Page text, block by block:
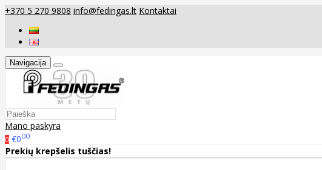
+370 5 270 9808 info@fedingas.lt Kontaktai
Navigacija
Mano paskyra
0 €000
Prekių krepšelis tuščias!